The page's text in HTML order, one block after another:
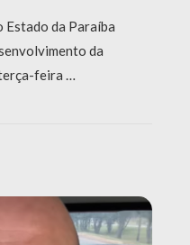
Estado da Paraíba
da
feira …